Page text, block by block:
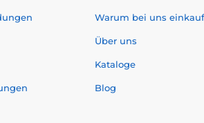
Warum bei uns
Über uns
Kataloge
Blog